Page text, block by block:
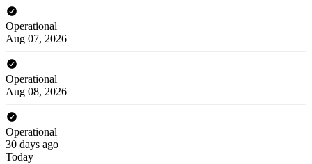
Operational
Aug 07, 2026
Operational
Aug 08, 2026
Operational
30 days ago
Today